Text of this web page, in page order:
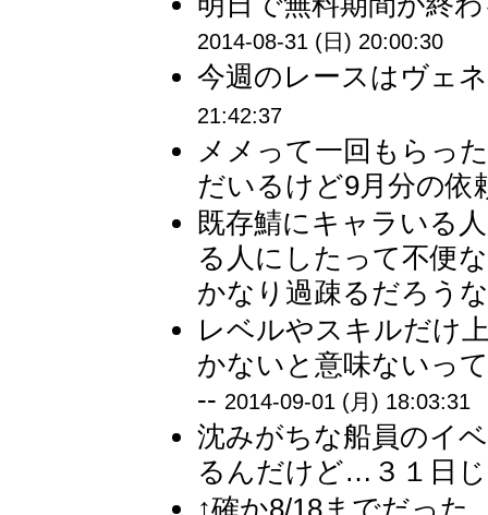
2014-08-31 (日) 20:00:30
今週のレースはヴェ
21:42:37
メメって一回もらっ
だいるけど9月分の
既存鯖にキャラいる
る人にしたって不便
かなり過疎るだろう
レベルやスキルだけ
かないと意味ないっ
-- 2014-09-01 (月) 18:03:31
沈みがちな船員のイ
るんだけど…３１日
↑確か8/18までだった